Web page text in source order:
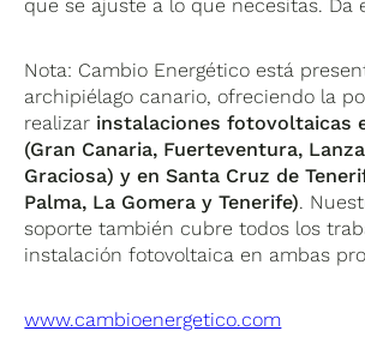
que se ajuste a lo que necesitas. Da
Nota: Cambio Energético está
archipiélago canario, ofreciendo la
realizar instalaciones fotovoltaicas
(Gran Canaria, Fuerteventura,
Graciosa) y en Santa Cruz de
Palma, La Gomera y Tenerife).
soporte también cubre todos los
instalación fotovoltaica en ambas
www.cambioenergetico.com